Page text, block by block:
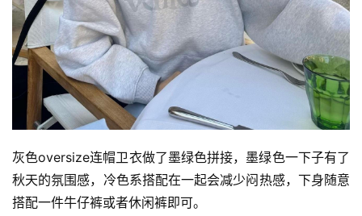
灰色oversize连帽卫衣做了墨绿色拼接，墨绿色一下子有了
秋天的氛围感，冷色系搭配在一起会减少闷热感，下身随意
搭配一件牛仔裤或者休闲裤即可。